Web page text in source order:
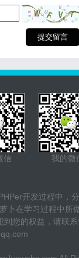
信 我的微
开发过程中，
卜在学习过程中所
到您的权益，请联